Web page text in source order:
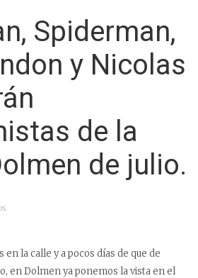
Spiderman,
y Nicolas
de la
de julio.
la calle y a pocos días de que de
en Dolmen ya ponemos la vista en el